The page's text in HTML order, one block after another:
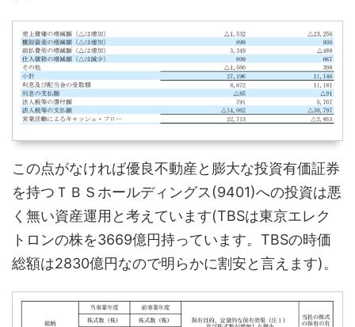
この点がなければ優良不動産と膨大な投資有価証券
を持つＴＢＳホールディングス(9401)への投資は悪
く無い資産運用と考えています(TBSは東京エレク
トロンの株を3669億円持っています。TBSの時価
総額は2830億円なので明らかに割安と言えます)。